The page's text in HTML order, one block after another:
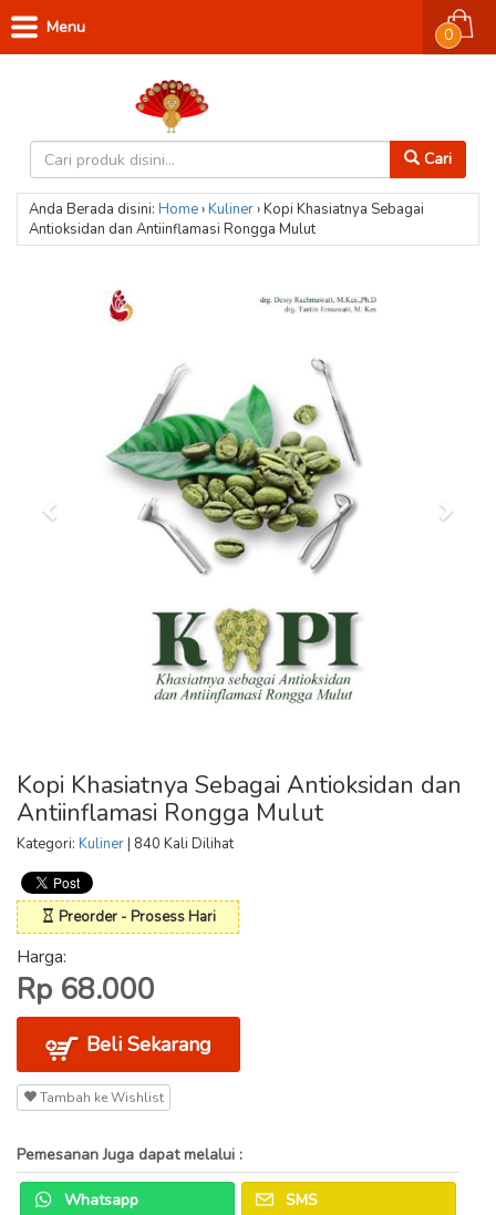
Cari
0
Menu
Anda Berada disini: Home›Kuliner›Kopi Khasiatnya Sebagai
Antioksidan dan Antiinflamasi Rongga Mulut
Kopi Khasiatnya Sebagai Antioksidan dan
Antiinflamasi Rongga Mulut
Kategori: Kuliner| 840 Kali Dilihat
Preorder - Prosess Hari
Harga:
Rp 68.000
Beli Sekarang
Tambah ke Wishlist
Pemesanan Juga dapat melalui :
Whatsapp SMS